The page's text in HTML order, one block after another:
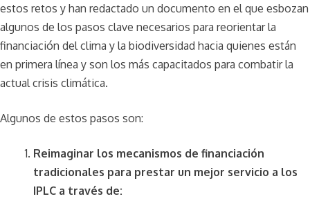
estos retos y han redactado un documento en el que esbozan
algunos de los pasos clave necesarios para reorientar la
financiación del clima y la biodiversidad hacia quienes están
en primera línea y son los más capacitados para combatir la
actual crisis climática.
Algunos de estos pasos son:
Reimaginar los mecanismos de financiación
tradicionales para prestar un mejor servicio a los
IPLC a través de: